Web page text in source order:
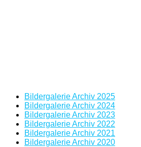
Bildergalerie Archiv 2025
Bildergalerie Archiv 2024
Bildergalerie Archiv 2023
Bildergalerie Archiv 2022
Bildergalerie Archiv 2021
Bildergalerie Archiv 2020